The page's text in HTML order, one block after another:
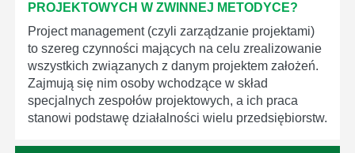
PROJEKTOWYCH W ZWINNEJ METODYCE?
Project management (czyli zarządzanie projektami)
to szereg czynności mających na celu zrealizowanie
wszystkich związanych z danym projektem założeń.
Zajmują się nim osoby wchodzące w skład
specjalnych zespołów projektowych, a ich praca
stanowi podstawę działalności wielu przedsiębiorstw.